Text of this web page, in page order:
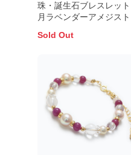
珠・誕生石ブレスレッ
月ラベンダーアメジスト
Sold Out